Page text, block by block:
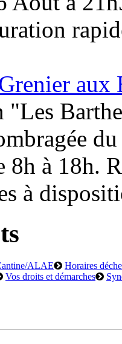
aux
"Les
8h à 18h.
à
ALAE
Horaires
Vos droits et démarches